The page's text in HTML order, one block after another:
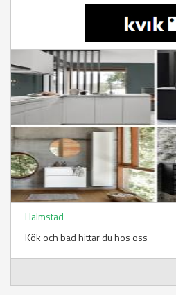
Halmstad
Kök och bad hittar du hos oss